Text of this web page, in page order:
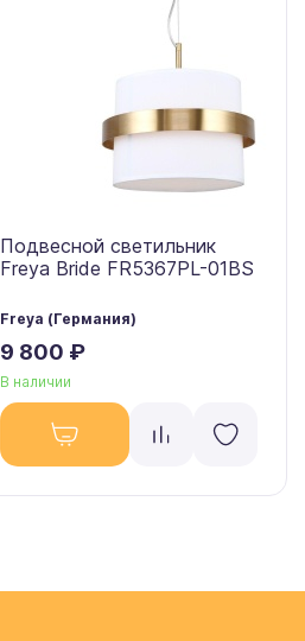
Подвесной светильник
Freya Bride FR5367PL-01BS
Freya (Германия)
9 800 ₽
В наличии